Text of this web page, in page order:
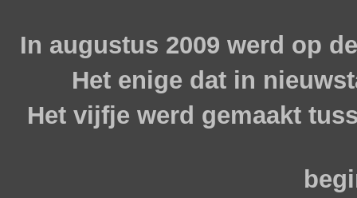
In augustus 2009 werd op
Het enige dat in
Het vijfje werd gemaakt